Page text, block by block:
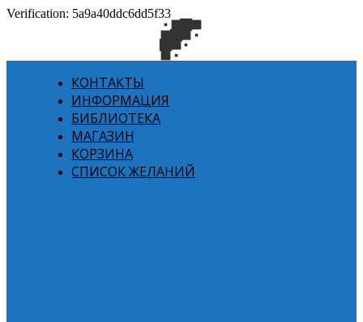
Verification: 5a9a40ddc6dd5f33
КОНТАКТЫ
ИНФОРМАЦИЯ
БИБЛИОТЕКА
МАГАЗИН
КОРЗИНА
СПИСОК ЖЕЛАНИЙ